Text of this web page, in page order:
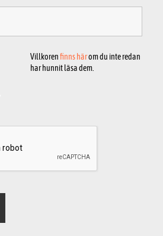
Villkorenfinns härom du inte redan
har hunnit läsa dem.